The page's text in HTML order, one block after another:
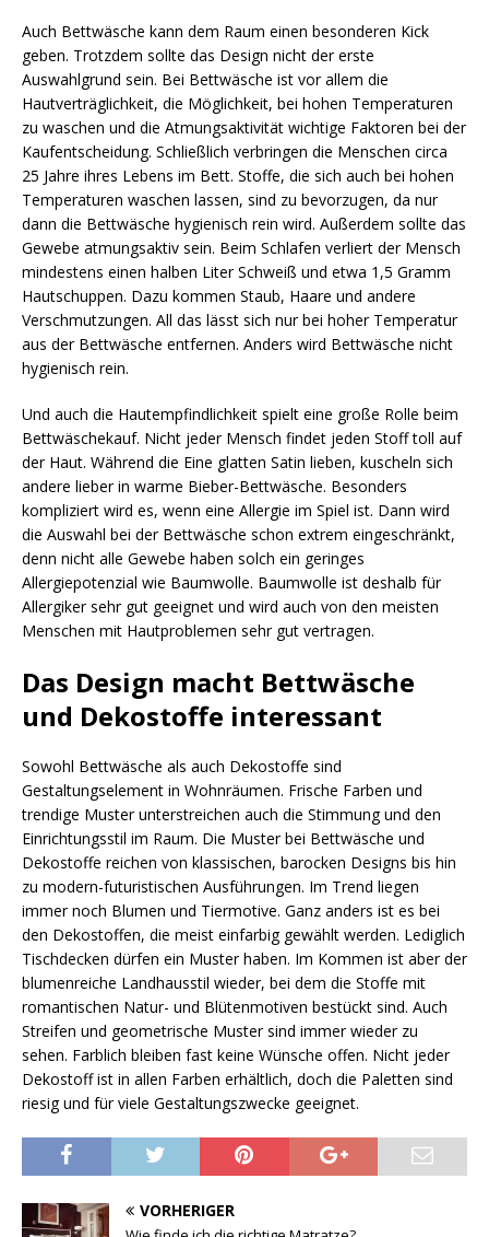
Auch Bettwäsche kann dem Raum einen besonderen Kick
geben. Trotzdem sollte das Design nicht der erste
Auswahlgrund sein. Bei Bettwäsche ist vor allem die
Hautverträglichkeit, die Möglichkeit, bei hohen Temperaturen
zu waschen und die Atmungsaktivität wichtige Faktoren bei der
Kaufentscheidung. Schließlich verbringen die Menschen circa
25 Jahre ihres Lebens im Bett. Stoffe, die sich auch bei hohen
Temperaturen waschen lassen, sind zu bevorzugen, da nur
dann die Bettwäsche hygienisch rein wird. Außerdem sollte das
Gewebe atmungsaktiv sein. Beim Schlafen verliert der Mensch
mindestens einen halben Liter Schweiß und etwa 1,5 Gramm
Hautschuppen. Dazu kommen Staub, Haare und andere
Verschmutzungen. All das lässt sich nur bei hoher Temperatur
aus der Bettwäsche entfernen. Anders wird Bettwäsche nicht
hygienisch rein.
Und auch die Hautempfindlichkeit spielt eine große Rolle beim
Bettwäschekauf. Nicht jeder Mensch findet jeden Stoff toll auf
der Haut. Während die Eine glatten Satin lieben, kuscheln sich
andere lieber in warme Bieber-Bettwäsche. Besonders
kompliziert wird es, wenn eine Allergie im Spiel ist. Dann wird
die Auswahl bei der Bettwäsche schon extrem eingeschränkt,
denn nicht alle Gewebe haben solch ein geringes
Allergiepotenzial wie Baumwolle. Baumwolle ist deshalb für
Allergiker sehr gut geeignet und wird auch von den meisten
Menschen mit Hautproblemen sehr gut vertragen.
Das Design macht Bettwäsche
und Dekostoffe interessant
Sowohl Bettwäsche als auch Dekostoffe sind
Gestaltungselement in Wohnräumen. Frische Farben und
trendige Muster unterstreichen auch die Stimmung und den
Einrichtungsstil im Raum. Die Muster bei Bettwäsche und
Dekostoffe reichen von klassischen, barocken Designs bis hin
zu modern-futuristischen Ausführungen. Im Trend liegen
immer noch Blumen und Tiermotive. Ganz anders ist es bei
den Dekostoffen, die meist einfarbig gewählt werden. Lediglich
Tischdecken dürfen ein Muster haben. Im Kommen ist aber der
blumenreiche Landhausstil wieder, bei dem die Stoffe mit
romantischen Natur- und Blütenmotiven bestückt sind. Auch
Streifen und geometrische Muster sind immer wieder zu
sehen. Farblich bleiben fast keine Wünsche offen. Nicht jeder
Dekostoff ist in allen Farben erhältlich, doch die Paletten sind
riesig und für viele Gestaltungszwecke geeignet.
VORHERIGER